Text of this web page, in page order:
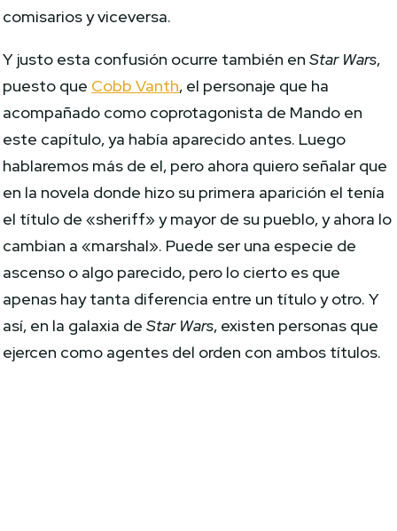
comisarios y viceversa.
Y justo esta confusión ocurre también enStar Wars,
puesto que Cobb Vanth, el personaje que ha
acompañado como coprotagonista de Mando en
este capítulo, ya había aparecido antes. Luego
hablaremos más de el, pero ahora quiero señalar que
en la novela donde hizo su primera aparición el tenía
el título de «sheriff» y mayor de su pueblo, y ahora lo
cambian a «marshal». Puede ser una especie de
ascenso o algo parecido, pero lo cierto es que
apenas hay tanta diferencia entre un título y otro. Y
así, en la galaxia deStar Wars, existen personas que
ejercen como agentes del orden con ambos títulos.